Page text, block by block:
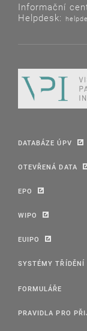
Informační
Helpdesk:
DATABÁZE ÚPV
OTEVŘENÁ DATA
EPO
WIPO
EUIPO
SYSTÉMY TŘÍDĚNÍ
FORMULÁŘE
PRAVIDLA PRO